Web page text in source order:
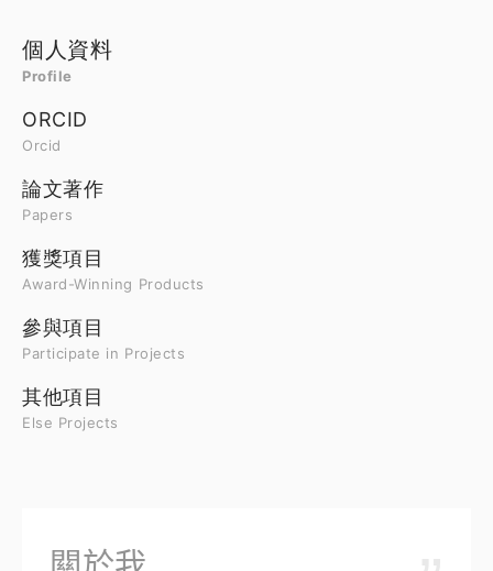
個人資料
Profile
ORCID
Orcid
論文著作
Papers
獲獎項目
Award-Winning Products
參與項目
Participate in Projects
其他項目
Else Projects